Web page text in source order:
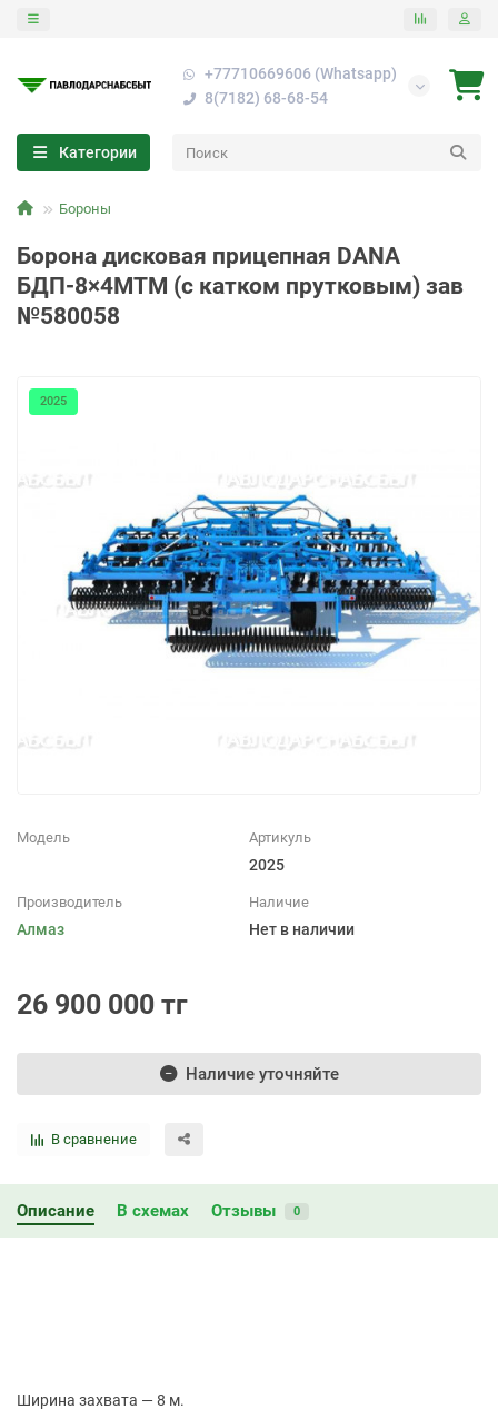
+77710669606 (Whatsapp)
8(7182) 68-68-54
Категории
Бороны
Борона дисковая прицепная DANA
БДП-8×4МТМ (с катком прутковым) зав
№580058
2025
Модель Артикуль
2025
Производитель
Алмаз
Наличие
Нет в наличии
26 900 000 тг
Наличие уточняйте
В сравнение
Описание В схемах Отзывы 0
Ширина захвата — 8 м.